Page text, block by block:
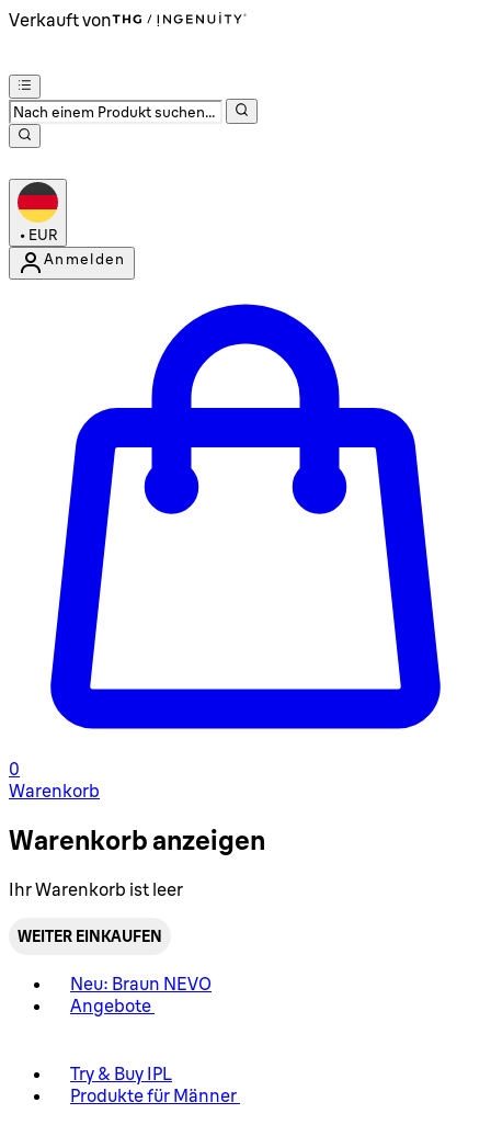
Verkauft von
• EUR
Anmelden
0
Warenkorb
Warenkorb anzeigen
Ihr Warenkorb ist leer
WEITER EINKAUFEN
Neu: Braun NEVO
Angebote
Try & Buy IPL
Produkte für Männer